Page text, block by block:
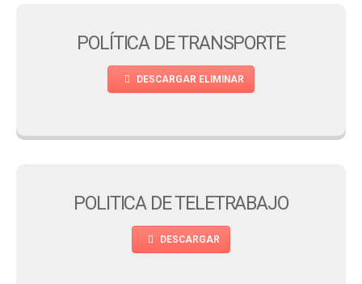
POLÍTICA DE TRANSPORTE
DESCARGAR ELIMINAR
POLITICA DE TELETRABAJO
DESCARGAR